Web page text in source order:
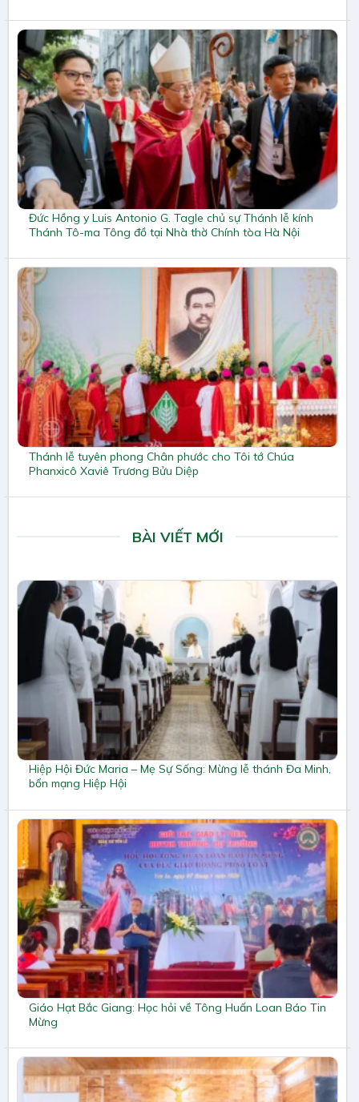
Đức Hồng y Luis Antonio G. Tagle chủ sự Thánh lễ kính
Thánh Tô-ma Tông đồ tại Nhà thờ Chính tòa Hà Nội
Thánh lễ tuyên phong Chân phước cho Tôi tớ Chúa
Phanxicô Xaviê Trương Bửu Diệp
BÀI VIẾT MỚI
Hiệp Hội Đức Maria – Mẹ Sự Sống: Mừng lễ thánh Đa Minh,
bổn mạng Hiệp Hội
Giáo Hạt Bắc Giang: Học hỏi về Tông Huấn Loan Báo Tin
Mừng